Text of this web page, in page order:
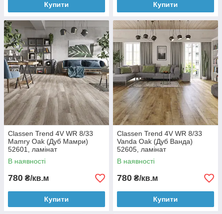
Купити Купити
Classen Trend 4V WR 8/33
Mamry Oak (Дуб Мамри)
52601, ламінат
В наявності
780 ₴/кв.м
Купити
Classen Trend 4V WR 8/33
Vanda Oak (Дуб Ванда)
52605, ламінат
В наявності
780 ₴/кв.м
Купити